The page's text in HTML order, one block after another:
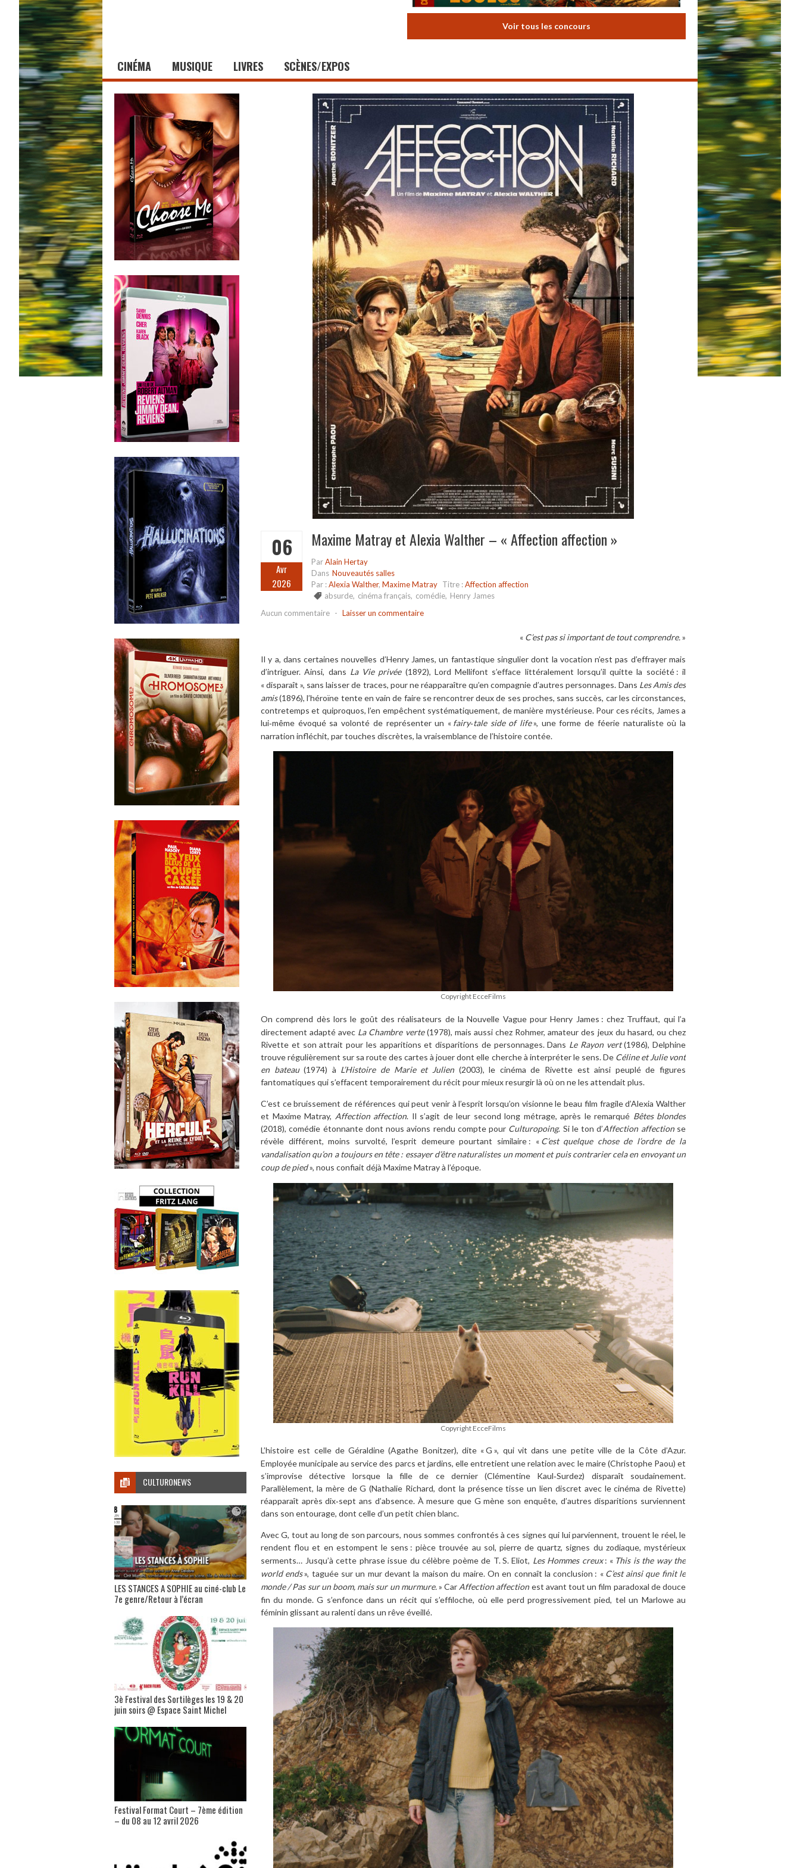
Voir tous les concours
CINÉMA MUSIQUE LIVRES SCÈNES/EXPOS
06
Avr
2026
Maxime Matray et Alexia Walther – « Affection affection »
ParAlain Hertay
Dans Nouveautés salles
Par :Alexia Walther, Maxime Matray Titre :Affection affection
absurde, cinéma français, comédie, Henry James
Aucun commentaire - Laisser un commentaire
« C’est pas si important de tout comprendre.»
Il y a, dans certaines nouvelles d’Henry James, un fantastique singulier dont la vocation n’est pas d’effrayer mais
d’intriguer. Ainsi, dans La Vie privée(1892), Lord Mellifont s’efface littéralement lorsqu’il quitte la société : il
«disparaît », sans laisser de traces, pour ne réapparaître qu’en compagnie d’autres personnages. Dans Les Amis des
amis(1896), l’héroïne tente en vain de faire se rencontrer deux de ses proches, sans succès, car les circonstances,
contretemps et quiproquos, l’en empêchent systématiquement, de manière mystérieuse. Pour ces récits, James a
lui‑même évoqué sa volonté de représenter un « fairy‑tale side of life», une forme de féerie naturaliste où la
narration infléchit, par touches discrètes, la vraisemblance de l’histoire contée.
Copyright EcceFilms
On comprend dès lors le goût des réalisateurs de la Nouvelle Vague pour Henry James : chez Truffaut, qui l’a
directement adapté avec La Chambre verte(1978), mais aussi chez Rohmer, amateur des jeux du hasard, ou chez
Rivette et son attrait pour les apparitions et disparitions de personnages. Dans Le Rayon vert(1986), Delphine
trouve régulièrement sur sa route des cartes à jouer dont elle cherche à interpréter le sens. De Céline et Julie vont
en bateau(1974) à L’Histoire de Marie et Julien(2003), le cinéma de Rivette est ainsi peuplé de figures
fantomatiques qui s’effacent temporairement du récit pour mieux resurgir là où on ne les attendait plus.
C’est ce bruissement de références qui peut venir à l’esprit lorsqu’on visionne le beau film fragile d’Alexia Walther
et Maxime Matray, Affection affection. Il s’agit de leur second long métrage, après le remarqué Bêtes blondes
(2018), comédie étonnante dont nous avions rendu compte pour Culturopoing. Si le ton d’Affection affectionse
révèle différent, moins survolté, l’esprit demeure pourtant similaire : « C’est quelque chose de l’ordre de la
vandalisation qu’on a toujours en tête : essayer d’être naturalistes un moment et puis contrarier cela en envoyant un
coup de pied», nous confiait déjà Maxime Matray à l’époque.
Copyright EcceFilms
L’histoire est celle de Géraldine (Agathe Bonitzer), dite «G », qui vit dans une petite ville de la Côte d’Azur.
Employée municipale au service des parcs et jardins, elle entretient une relation avec le maire (Christophe Paou) et
s’improvise détective lorsque la fille de ce dernier (Clémentine Kaul‑Surdez) disparaît soudainement.
Parallèlement, la mère de G (Nathalie Richard, dont la présence tisse un lien discret avec le cinéma de Rivette)
réapparaît après dix‑sept ans d’absence. À mesure que G mène son enquête, d’autres disparitions surviennent
dans son entourage, dont celle d’un petit chien blanc.
Avec G, tout au long de son parcours, nous sommes confrontés à ces signes qui lui parviennent, trouent le réel, le
rendent flou et en estompent le sens : pièce trouvée au sol, pierre de quartz, signes du zodiaque, mystérieux
serments… Jusqu’à cette phrase issue du célèbre poème de T. S. Eliot, Les Hommes creux : « This is the way the
world ends», taguée sur un mur devant la maison du maire. On en connaît la conclusion : « C’est ainsi que finit le
monde / Pas sur un boom, mais sur un murmure.» Car Affection affectionest avant tout un film paradoxal de douce
fin du monde. G s’enfonce dans un récit qui s’effiloche, où elle perd progressivement pied, tel un Marlowe au
féminin glissant au ralenti dans un rêve éveillé.
CULTURONEWS
LES STANCES A SOPHIE au ciné-club Le
7e genre/Retour à l’écran
3è Festival des Sortilèges les 19 & 20
juin soirs @ Espace Saint Michel
Festival Format Court – 7ème édition
– du 08 au 12 avril 2026